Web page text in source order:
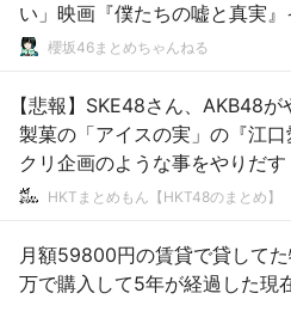
い」映画『僕たちの嘘と真実』
ー＆撮り下ろし写真が公開！【
櫻坂46まとめちゃんねる
【悲報】SKE48さん、AKB48が
製菓の「アイスの実」の『江
クリ企画のような事をやりだす
HKTまとめもん【HKT48のまとめ】
月額59800円の賃貸で貸して
万で購入して5年が経過した現